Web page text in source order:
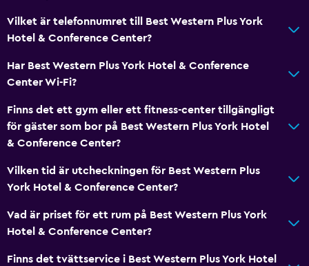
Vilket är telefonnumret till Best Western Plus York
Hotel & Conference Center?
Har Best Western Plus York Hotel & Conference
Center Wi-Fi?
Finns det ett gym eller ett fitness-center tillgängligt
för gäster som bor på Best Western Plus York Hotel
& Conference Center?
Vilken tid är utcheckningen för Best Western Plus
York Hotel & Conference Center?
Vad är priset för ett rum på Best Western Plus York
Hotel & Conference Center?
Finns det tvättservice i Best Western Plus York Hotel